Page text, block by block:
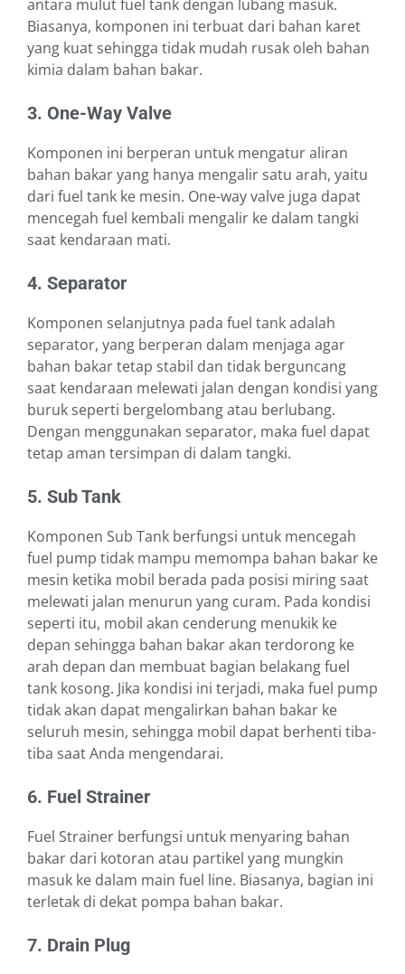
antara mulut fuel tank dengan lubang masuk.
Biasanya, komponen ini terbuat dari bahan karet
yang kuat sehingga tidak mudah rusak oleh bahan
kimia dalam bahan bakar.
3. One-Way Valve
Komponen ini berperan untuk mengatur aliran
bahan bakar yang hanya mengalir satu arah, yaitu
dari fuel tank ke mesin. One-way valve juga dapat
mencegah fuel kembali mengalir ke dalam tangki
saat kendaraan mati.
4. Separator
Komponen selanjutnya pada fuel tank adalah
separator, yang berperan dalam menjaga agar
bahan bakar tetap stabil dan tidak berguncang
saat kendaraan melewati jalan dengan kondisi yang
buruk seperti bergelombang atau berlubang.
Dengan menggunakan separator, maka fuel dapat
tetap aman tersimpan di dalam tangki.
5. Sub Tank
Komponen Sub Tank berfungsi untuk mencegah
fuel pump tidak mampu memompa bahan bakar ke
mesin ketika mobil berada pada posisi miring saat
melewati jalan menurun yang curam. Pada kondisi
seperti itu, mobil akan cenderung menukik ke
depan sehingga bahan bakar akan terdorong ke
arah depan dan membuat bagian belakang fuel
tank kosong. Jika kondisi ini terjadi, maka fuel pump
tidak akan dapat mengalirkan bahan bakar ke
seluruh mesin, sehingga mobil dapat berhenti tiba-
tiba saat Anda mengendarai.
6. Fuel Strainer
Fuel Strainer berfungsi untuk menyaring bahan
bakar dari kotoran atau partikel yang mungkin
masuk ke dalam main fuel line. Biasanya, bagian ini
terletak di dekat pompa bahan bakar.
7. Drain Plug